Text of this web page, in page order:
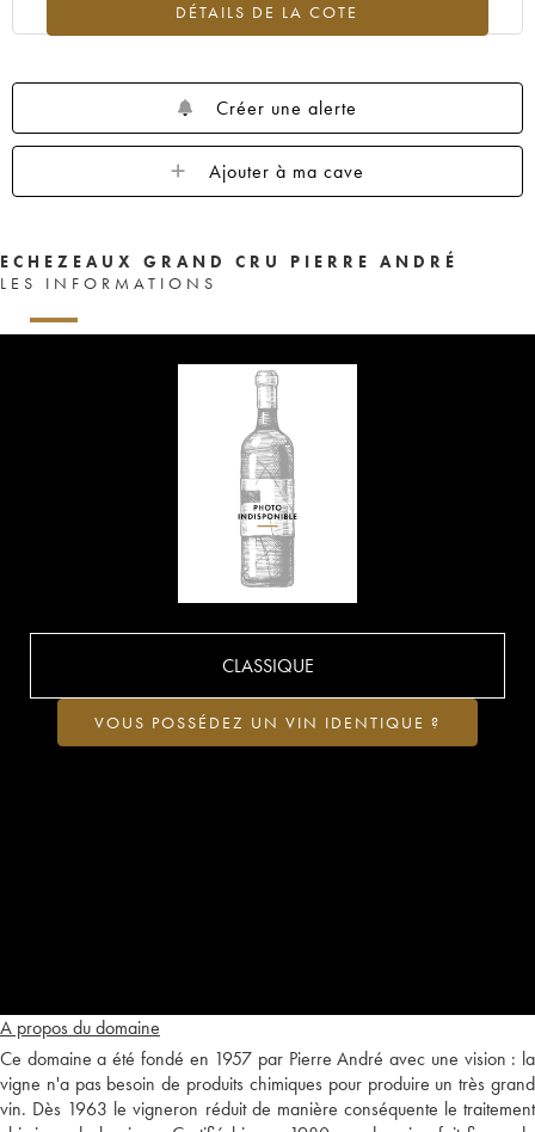
DÉTAILS DE LA COTE
Créer une alerte
Ajouter à ma cave
ECHEZEAUX GRAND CRU PIERRE ANDRÉ
LES INFORMATIONS
A propos du domaine
Ce domaine a été fondé en 1957 par Pierre André avec une vision : la
vigne n'a pas besoin de produits chimiques pour produire un très grand
vin. Dès 1963 le vigneron réduit de manière conséquente le traitement
CLASSIQUE
VOUS POSSÉDEZ UN VIN IDENTIQUE ?